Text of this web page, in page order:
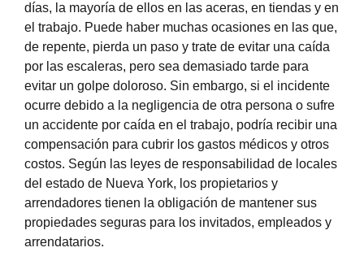
días, la mayoría de ellos en las aceras, en tiendas y en
el trabajo. Puede haber muchas ocasiones en las que,
de repente, pierda un paso y trate de evitar una caída
por las escaleras, pero sea demasiado tarde para
evitar un golpe doloroso. Sin embargo, si el incidente
ocurre debido a la negligencia de otra persona o sufre
un accidente por caída en el trabajo, podría recibir una
compensación para cubrir los gastos médicos y otros
costos. Según las leyes de responsabilidad de locales
del estado de Nueva York, los propietarios y
arrendadores tienen la obligación de mantener sus
propiedades seguras para los invitados, empleados y
arrendatarios.